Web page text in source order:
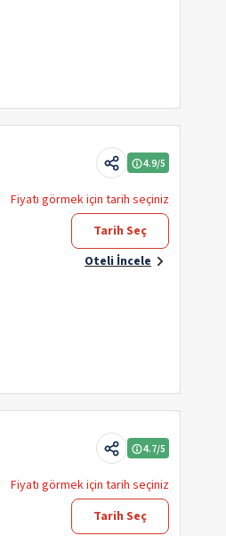
4.9/5
Fiyatı görmek için tarih seçiniz
Tarih Seç
Oteli İncele
4.7/5
Fiyatı görmek için tarih seçiniz
Tarih Seç